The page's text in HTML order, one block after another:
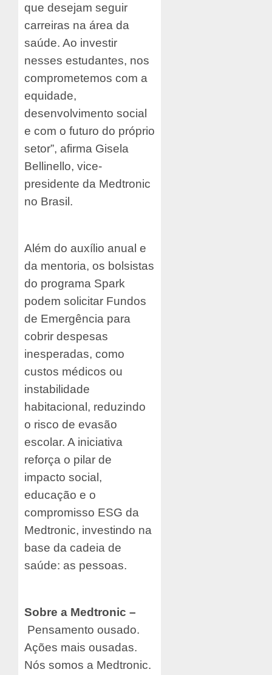
que desejam seguir
carreiras na área da
saúde. Ao investir
nesses estudantes, nos
comprometemos com a
equidade,
desenvolvimento social
e com o futuro do próprio
setor”, afirma Gisela
Bellinello, vice-
presidente da Medtronic
no Brasil.
Além do auxílio anual e
da mentoria, os bolsistas
do programa Spark
podem solicitar Fundos
de Emergência para
cobrir despesas
inesperadas, como
custos médicos ou
instabilidade
habitacional, reduzindo
o risco de evasão
escolar. A iniciativa
reforça o pilar de
impacto social,
educação e o
compromisso ESG da
Medtronic, investindo na
base da cadeia de
saúde: as pessoas.
Sobre a Medtronic –
Pensamento ousado.
Ações mais ousadas.
Nós somos a Medtronic.